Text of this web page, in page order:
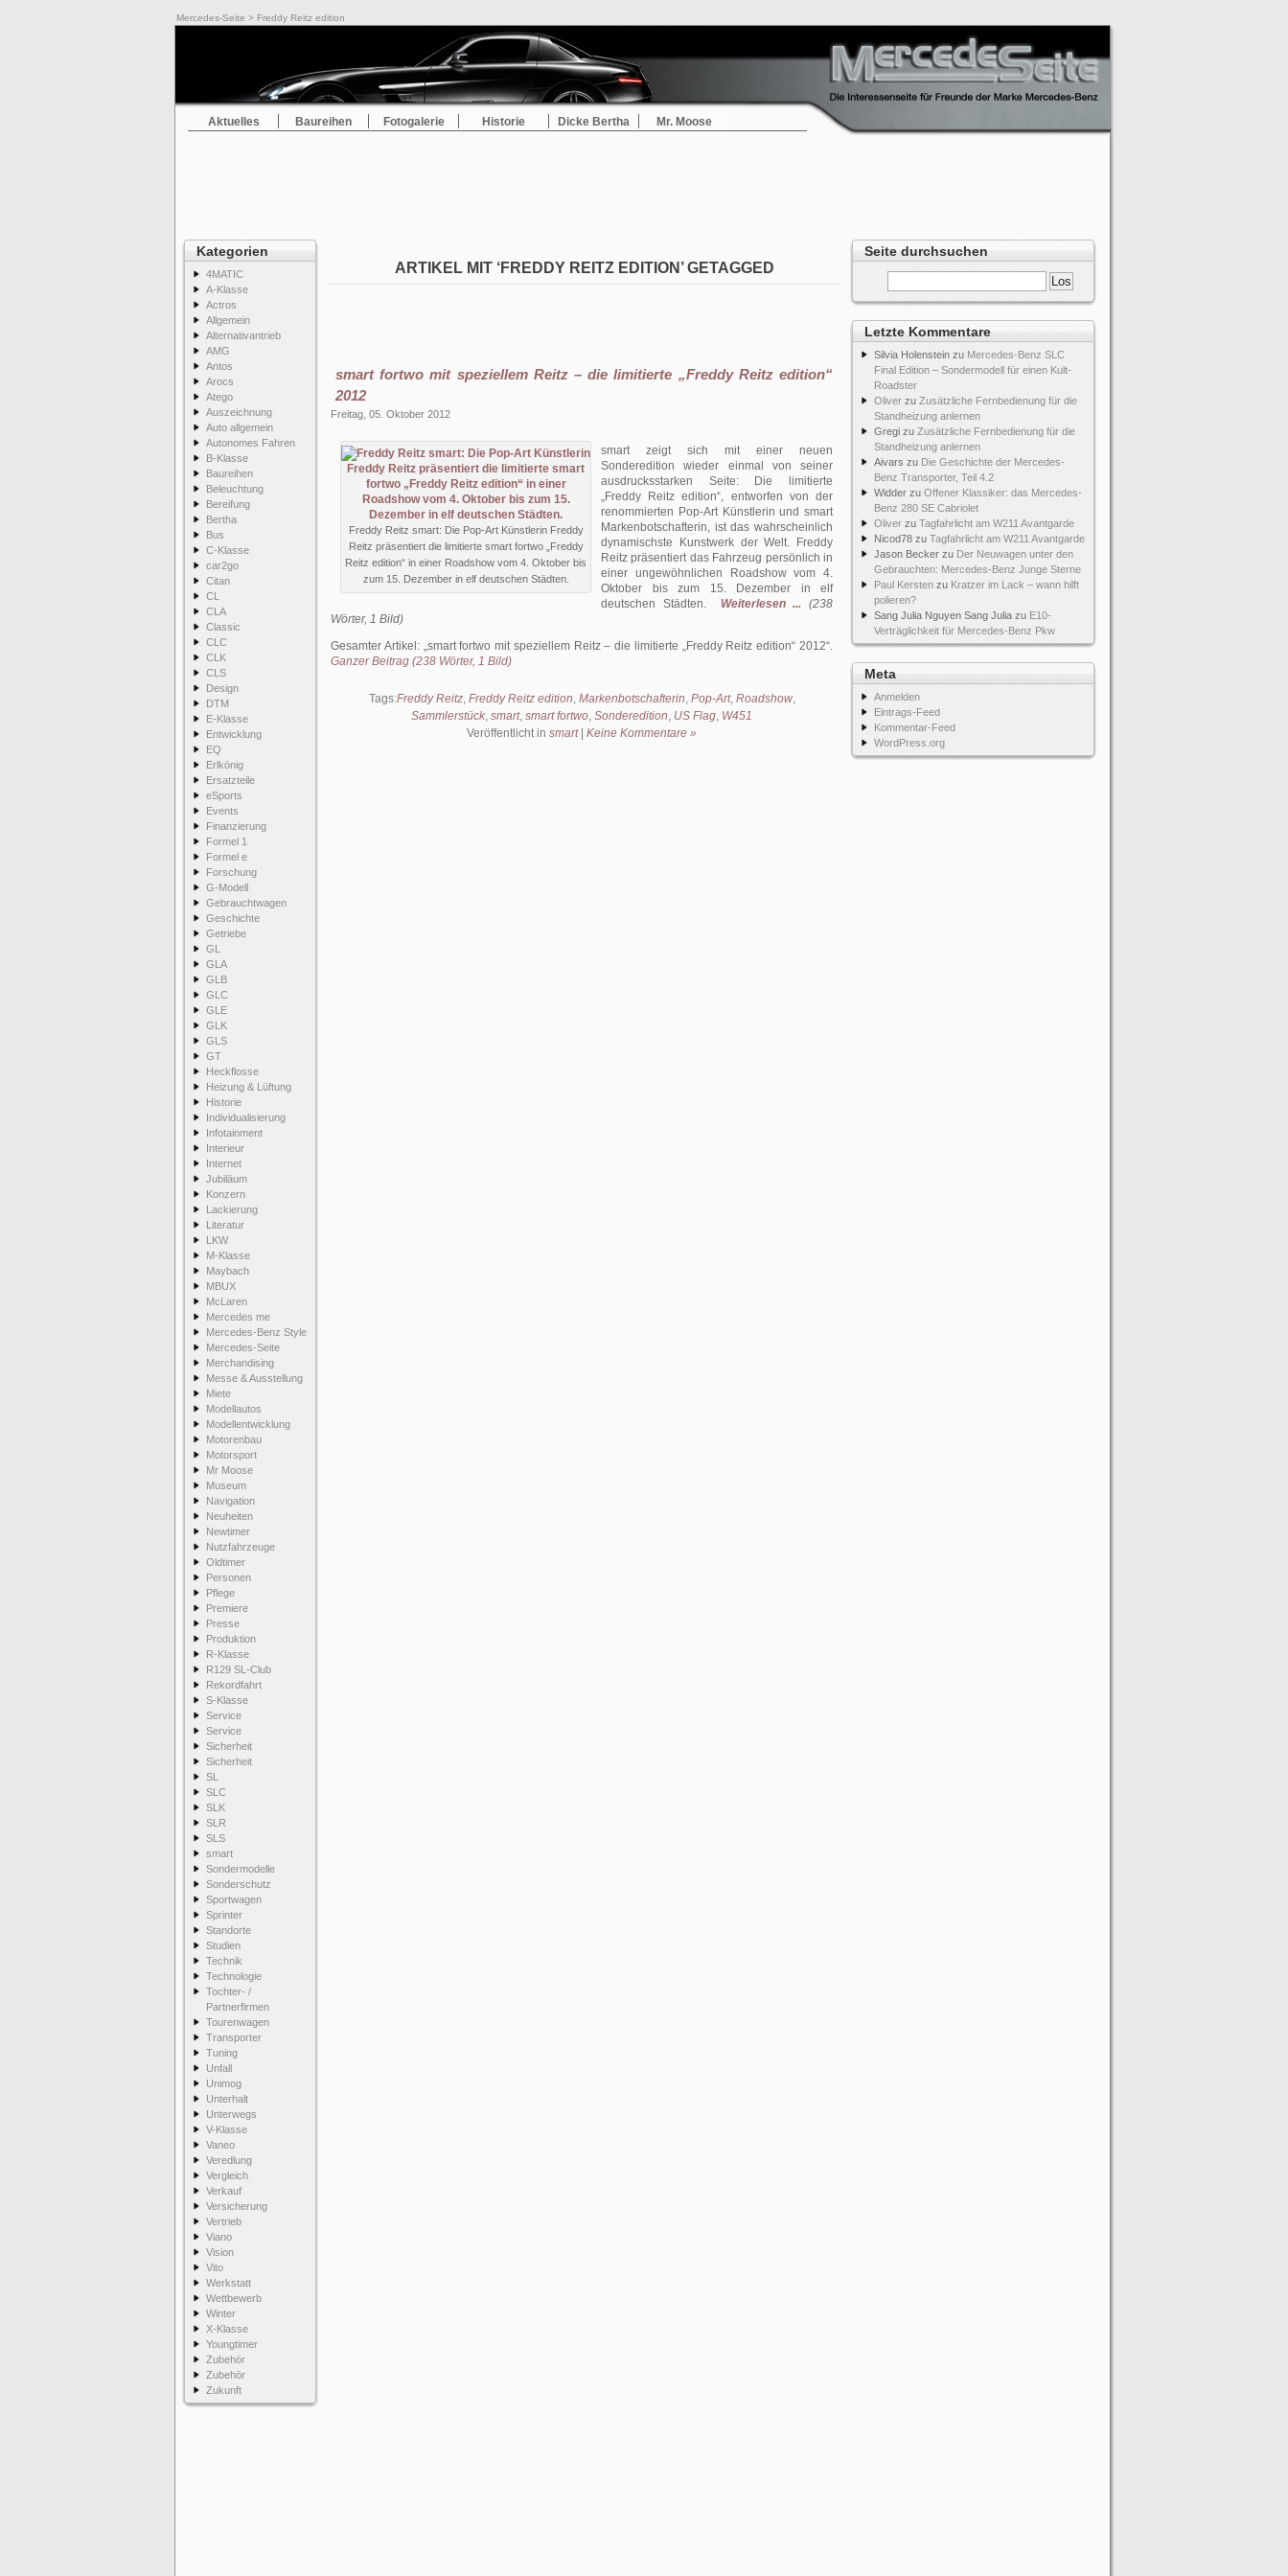
Mercedes-Seite > Freddy Reitz edition
Aktuelles Baureihen Fotogalerie Historie Dicke Bertha Mr. Moose
Kategorien
4MATIC
A-Klasse
Actros
Allgemein
Alternativantrieb
AMG
Antos
Arocs
Atego
Auszeichnung
Auto allgemein
Autonomes Fahren
B-Klasse
Baureihen
Beleuchtung
Bereifung
Bertha
Bus
C-Klasse
car2go
Citan
CL
CLA
Classic
CLC
CLK
CLS
Design
DTM
E-Klasse
Entwicklung
EQ
Erlkönig
Ersatzteile
eSports
Events
Finanzierung
Formel 1
Formel e
Forschung
G-Modell
Gebrauchtwagen
Geschichte
Getriebe
GL
GLA
GLB
GLC
GLE
GLK
GLS
GT
Heckflosse
Heizung & Lüftung
Historie
Individualisierung
Infotainment
Interieur
Internet
Jubiläum
Konzern
Lackierung
Literatur
LKW
M-Klasse
Maybach
MBUX
McLaren
Mercedes me
Mercedes-Benz Style
Mercedes-Seite
Merchandising
Messe & Ausstellung
Miete
Modellautos
Modellentwicklung
Motorenbau
Motorsport
Mr Moose
Museum
Navigation
Neuheiten
Newtimer
Nutzfahrzeuge
Oldtimer
Personen
Pflege
Premiere
Presse
Produktion
R-Klasse
R129 SL-Club
Rekordfahrt
S-Klasse
Service
Service
Sicherheit
Sicherheit
SL
SLC
SLK
SLR
SLS
smart
Sondermodelle
Sonderschutz
Sportwagen
Sprinter
Standorte
Studien
Technik
Technologie
Tochter- /
Partnerfirmen
Tourenwagen
Transporter
Tuning
Unfall
Unimog
Unterhalt
Unterwegs
V-Klasse
Vaneo
Veredlung
Vergleich
Verkauf
Versicherung
Vertrieb
Viano
Vision
Vito
Werkstatt
Wettbewerb
Winter
X-Klasse
Youngtimer
Zubehör
Zubehör
Zukunft
Seite durchsuchen
Letzte Kommentare
Silvia Holenstein zu Mercedes-Benz SLC
Final Edition – Sondermodell für einen Kult-
Roadster
Oliver zu Zusätzliche Fernbedienung für die
Standheizung anlernen
Gregi zu Zusätzliche Fernbedienung für die
Standheizung anlernen
Aivars zu Die Geschichte der Mercedes-
Benz Transporter, Teil 4.2
Widder zu Offener Klassiker: das Mercedes-
Benz 280 SE Cabriolet
Oliver zu Tagfahrlicht am W211 Avantgarde
Nicod78 zu Tagfahrlicht am W211 Avantgarde
Jason Becker zu Der Neuwagen unter den
Gebrauchten: Mercedes-Benz Junge Sterne
Paul Kersten zu Kratzer im Lack – wann hilft
polieren?
Sang Julia Nguyen Sang Julia zu E10-
Verträglichkeit für Mercedes-Benz Pkw
Meta
Anmelden
Eintrags-Feed
Kommentar-Feed
WordPress.org
ARTIKEL MIT ‘FREDDY REITZ EDITION’ GETAGGED
smart fortwo mit speziellem Reitz – die limitierte „Freddy Reitz edition“
2012
Freitag, 05. Oktober 2012
Freddy Reitz smart: Die Pop-Art Künstlerin Freddy
Reitz präsentiert die limitierte smart fortwo „Freddy
Reitz edition“ in einer Roadshow vom 4. Oktober bis
zum 15. Dezember in elf deutschen Städten.
smart zeigt sich mit einer neuen
Sonderedition wieder einmal von seiner
ausdrucksstarken Seite: Die limitierte
„Freddy Reitz edition“, entworfen von der
renommierten Pop-Art Künstlerin und smart
Markenbotschafterin, ist das wahrscheinlich
dynamischste Kunstwerk der Welt. Freddy
Reitz präsentiert das Fahrzeug persönlich in
einer ungewöhnlichen Roadshow vom 4.
Oktober bis zum 15. Dezember in elf
deutschen Städten.
Weiterlesen ... (238
Wörter, 1 Bild)
Gesamter Artikel: smart fortwo mit speziellem Reitz – die limitierte „Freddy Reitz edition“ 2012 .
Ganzer Beitrag (238 Wörter, 1 Bild)
Tags:Freddy Reitz, Freddy Reitz edition, Markenbotschafterin, Pop-Art, Roadshow,
Sammlerstück, smart, smart fortwo, Sonderedition, US Flag, W451
Veröffentlicht in smart| Keine Kommentare »